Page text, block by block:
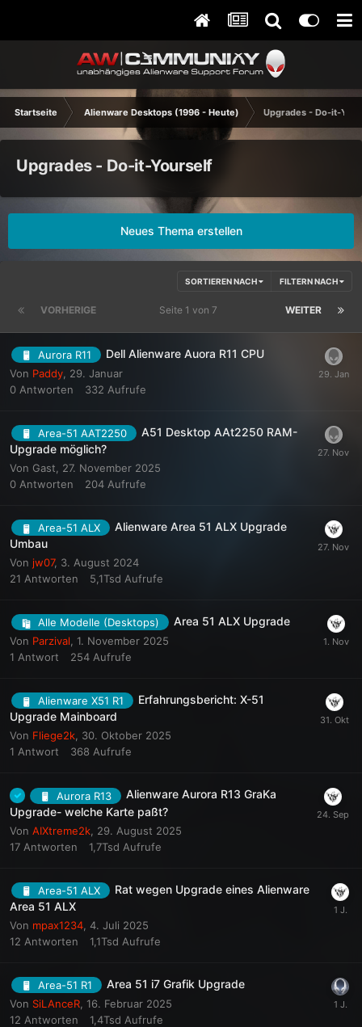
Startseite Alienware Desktops (1996 - Heute) Upgrades - Do-it-
Upgrades - Do-it-Yourself
Neues Thema erstellen
SORTIEREN NACH FILTERN NACH
VORHERIGE WEITER
Seite 1 von 7
Aurora R11 Dell Alienware Auora R11 CPU
Von Paddy 29. Januar
0 Antworten 332 Aufrufe
Area-51 AAT2250
A51 Desktop AAt2250 RAM-
Upgrade möglich?
Von Gast
27. November 2025
0 Antworten 204 Aufrufe
Area-51 ALX
Alienware Area 51 ALX Upgrade
Umbau
Von jw07, 3. August 2024
21 Antworten 5,1Tsd Aufrufe
Alle Modelle (Desktops) Area 51 ALX Upgrade
Von Parzival, 1. November 2025
1 Antwort 254 Aufrufe
Alienware X51 R1
Erfahrungsbericht: X-51
Upgrade Mainboard
Von Fliege2k, 30. Oktober 2025
1 Antwort 368 Aufrufe
Aurora R13
Alienware Aurora R13 GraKa
Upgrade- welche Karte paßt?
Von AIXtreme2k 29. August 2025
17 Antworten 1,7Tsd Aufrufe
Area-51 ALX
Rat wegen Upgrade eines Alienware
Area 51 ALX
Von mpax1234 4. Juli 2025
12 Antworten 1,1Tsd Aufrufe
Area-51 R1 Area 51 i7 Grafik Upgrade
Von SiLAnceR 16. Februar 2025
12 Antworten 1,4Tsd Aufrufe